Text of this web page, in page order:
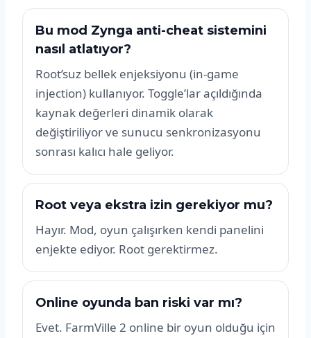
Bu mod Zynga anti-cheat sistemini
nasıl atlatıyor?
Root’suz bellek enjeksiyonu (in-game
injection) kullanıyor. Toggle’lar açıldığında
kaynak değerleri dinamik olarak
değiştiriliyor ve sunucu senkronizasyonu
sonrası kalıcı hale geliyor.
Root veya ekstra izin gerekiyor mu?
Hayır. Mod, oyun çalışırken kendi panelini
enjekte ediyor. Root gerektirmez.
Online oyunda ban riski var mı?
Evet. FarmVille 2 online bir oyun olduğu için